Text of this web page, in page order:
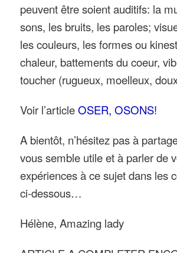
peuvent être soient auditifs: la
sons, les bruits, les paroles;
les couleurs, les formes ou
chaleur, battements du coeur,
toucher (rugueux, moelleux,
Voir l’articleOSER, OSONS!
A bientôt, n’hésitez pas à
vous semble utile et à parler de
expériences à ce sujet dans les
ci-dessous…
Hélène, Amazing lady